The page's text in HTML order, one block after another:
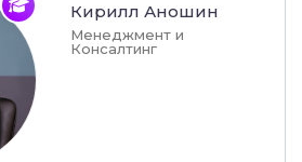
Кирилл Аношин
Менеджмент и
Консалтинг